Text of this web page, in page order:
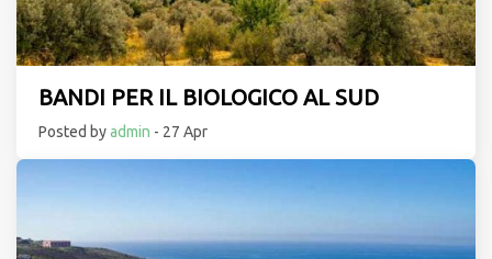
BANDI PER IL BIOLOGICO AL SUD
Posted byadmin - 27 Apr